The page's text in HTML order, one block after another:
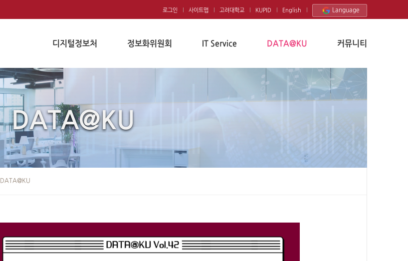
로그인 사이트맵 고려대학교 KUPID English Language
디지털정보처 정보화위원회 IT Service DATA@KU 커뮤니티
DATA@KU
DATA@KU